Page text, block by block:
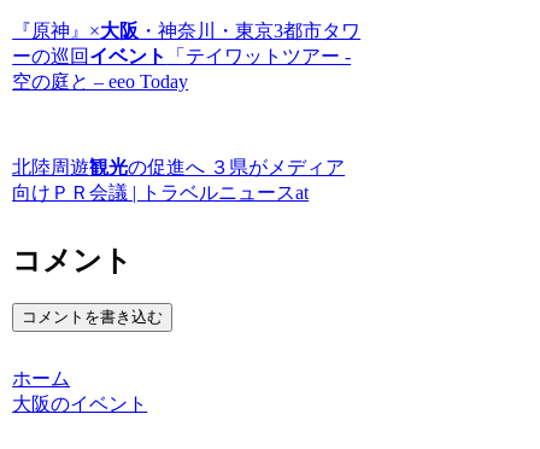
『原神』×大阪 ・神奈川・東京3都市タワ
ーの巡回 イベント
「テイワットツアー -
空の庭と – eeo Today
北陸周遊観光の促進へ ３県がメディア
向けＰＲ会議 | トラベルニュースat
コメント
コメントを書き込む
ホーム
大阪のイベント